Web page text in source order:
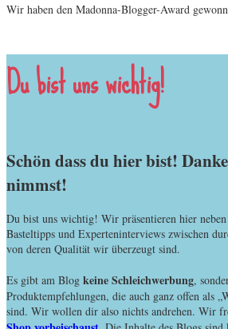
Wir haben den Madonna-Blogger-Award
Du bist uns wichtig!
Schön dass du hier bist!
nimmst!
Du bist uns wichtig! Wir präsentieren hier
Basteltipps und Experteninterviews zwischen
von deren Qualität wir überzeugt sind.
Es gibt am Blog keine Schleichwerbung,
Produktempfehlungen, die auch ganz offen als
sind. Wir wollen dir also nichts andrehen. Wir